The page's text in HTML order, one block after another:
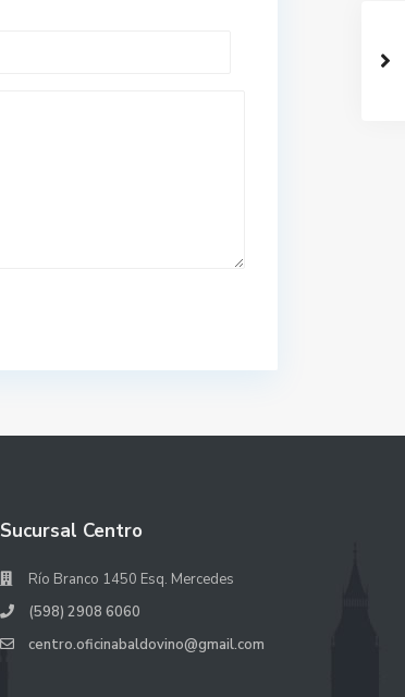
Sucursal Centro
Río Branco 1450 Esq. Mercedes
(598) 2908 6060
centro.oficinabaldovino@gmail.com